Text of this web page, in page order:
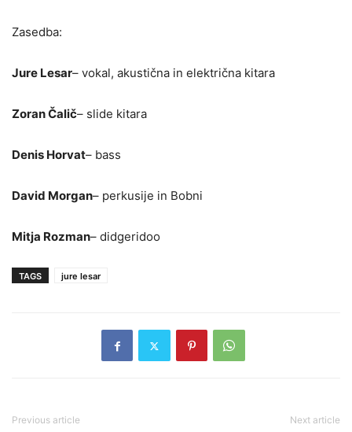
Zasedba:
Jure Lesar– vokal, akustična in električna kitara
Zoran Čalič– slide kitara
Denis Horvat– bass
David Morgan– perkusije in Bobni
Mitja Rozman– didgeridoo
TAGS jure lesar
Previous article Next article